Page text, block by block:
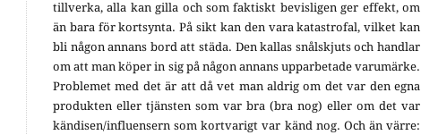
tillverka, alla kan gilla och som faktiskt bevisligen ger effekt, om
än bara för kortsynta. På sikt kan den vara katastrofal, vilket kan
bli någon annans bord att städa. Den kallas snålskjuts och handlar
om att man köper in sig på någon annans upparbetade varumärke.
Problemet med det är att då vet man aldrig om det var den egna
produkten eller tjänsten som var bra (bra nog) eller om det var
kändisen/influensern som kortvarigt var känd nog. Och än värre: